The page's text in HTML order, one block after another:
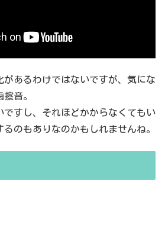
があるわけではないですが、気にな
音。
ですし、それほどかからなくてもい
のもありなのかもしれませんね。